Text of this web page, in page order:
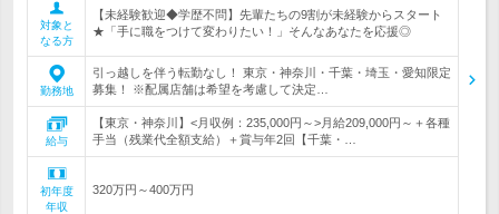
対象と
なる方
【未経験歓迎◆学歴不問】先輩たちの9割が未経験からスタート
★「手に職をつけて変わりたい！」そんなあなたを応援◎
勤務地
引っ越しを伴う転勤なし！ 東京・神奈川・千葉・埼玉・愛知限定
募集！ ※配属店舗は希望を考慮して決定…
給与
【東京・神奈川】<月収例：235,000円～>月給209,000円～＋各種
手当（残業代全額支給）＋賞与年2回【千葉・…
初年度
年収
320万円～400万円